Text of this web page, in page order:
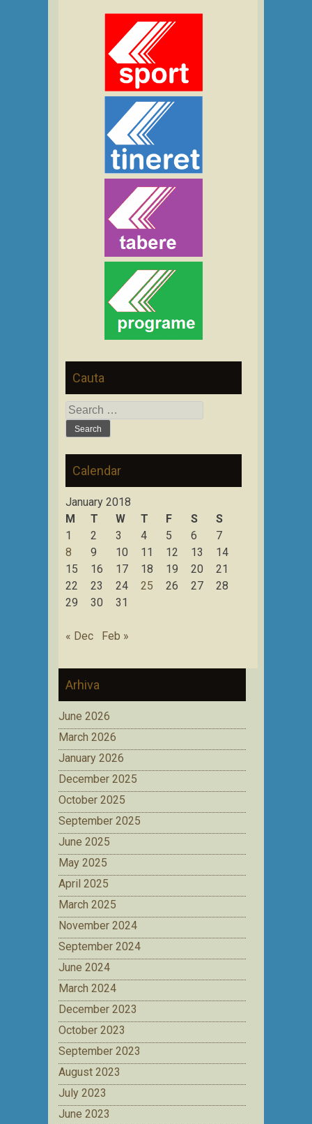
Cauta
Search
for:
Calendar
January 2018
M
T W T F S
S
1
2 3 4 5 6
7
8
9 10 11 12 13
14
15
16 17 18 19 20
21
22
23 24 25 26 27
28
29
30 31
« Dec Feb »
Arhiva
June 2026
March 2026
January 2026
December 2025
October 2025
September 2025
June 2025
May 2025
April 2025
March 2025
November 2024
September 2024
June 2024
March 2024
December 2023
October 2023
September 2023
August 2023
July 2023
June 2023